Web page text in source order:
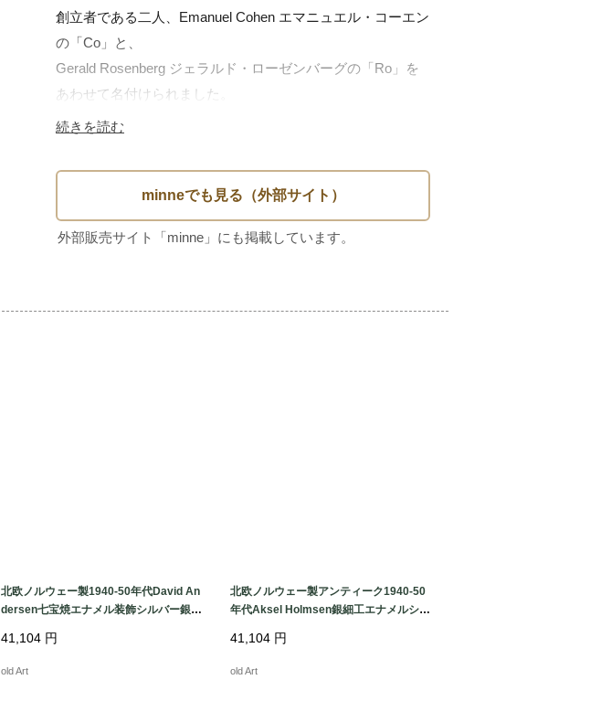
創立者である二人、Emanuel Cohen エマニュエル・コーエン
の「Co」と、
Gerald Rosenberg ジェラルド・ローゼンバーグの「Ro」を
あわせて名付けられました。
1924年に参画したアート・ディレクターのAdolph Katz アド
一気にアメリカ最大のコスチューム・ジュエリー会社として
カルティエのジュエリーからインスピレーションを得て作ら
れたデュエットと呼ばれる、
＊全長：50cm　アジャスター：10cm
＊重量：59.6g
続きを読む
北欧ノルウェー製1940-50年代David An
dersen七宝焼エナメル装飾シルバー銀製
29】 @
41,104 円
old Art
北欧ノルウェー製アンティーク1940-50
年代Aksel Holmsen銀細工エナメルシル
【N-22227】 @
41,104 円
old Art